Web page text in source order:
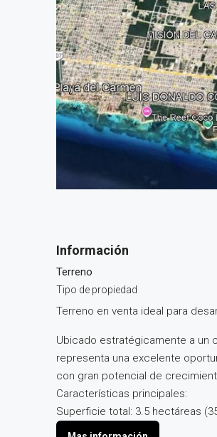
Terreno
Terreno en venta ideal para
Ubicado estratégicamente a un
representa una excelente
con gran potencial de
Características principales:
Superficie total: 3.5 hectáreas